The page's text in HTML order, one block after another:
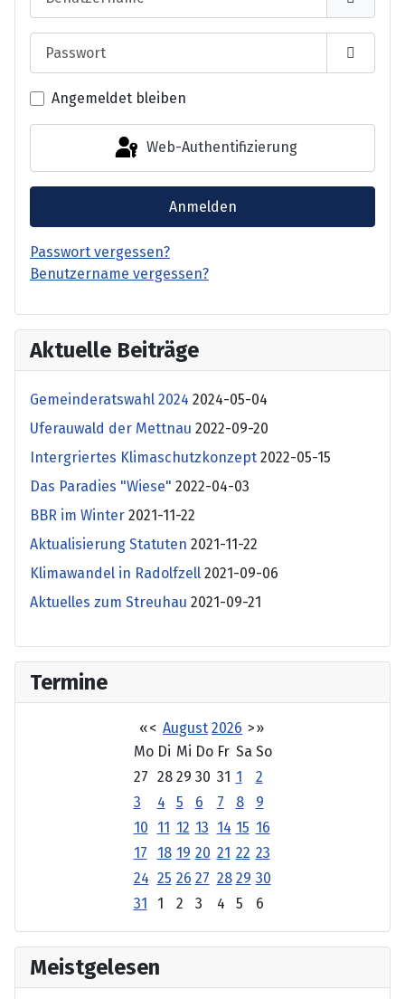
Angemeldet bleiben
Web-Authentifizierung
Anmelden
Passwort vergessen?
Benutzername vergessen?
Aktuelle Beiträge
Gemeinderatswahl 2024 2024-05-04
Uferauwald der Mettnau 2022-09-20
Intergriertes Klimaschutzkonzept 2022-05-15
Das Paradies "Wiese" 2022-04-03
BBR im Winter 2021-11-22
Aktualisierung Statuten 2021-11-22
Klimawandel in Radolfzell 2021-09-06
Aktuelles zum Streuhau 2021-09-21
Termine
«< August 2026 >»
Mo Di Mi Do Fr Sa So
27 28 29 30 31 1
2
3
4 5 6 7 8
9
10
11 12 13 14 15 16
17
18 19 20 21 22 23
24 25 26 27 28 29 30
31
1 2 3 4 5 6
Meistgelesen